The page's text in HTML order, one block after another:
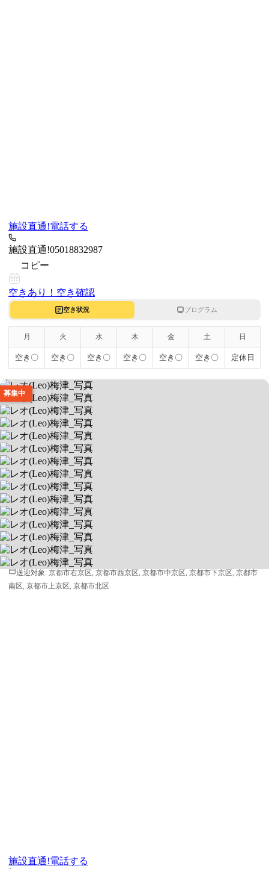
施設直通!電話する
施設直通!05018832987
コピー
空きあり！ 空き確認
空き状況 プログラム
月 火 水 木 金 土 日
空き〇 空き〇 空き〇 空き〇 空き〇 空き〇 定休日
募集中
レオ(Leo)梅津
⚽プロのコーチによるサッカー療育🔥
送迎あり 空きあり
平日 09:30 ~ 18:00 / 土 09:30 ~ 18:00
6150906 京都府京都市右京区梅津高畝町16番地 ル・プティジュール1階
送迎対象: 京都市右京区, 京都市西京区, 京都市中京区, 京都市下京区, 京都市
南区, 京都市上京区, 京都市北区
施設直通!電話する